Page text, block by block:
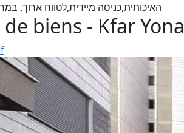
האיכותית,כניסה מיידית,לטווח ארוך,
de biens - Kfar Yona